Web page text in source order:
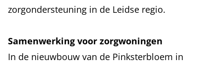
zorgondersteuning in de Leidse regio.
Samenwerking voor zorgwoningen
In de nieuwbouw van de Pinksterbloem in